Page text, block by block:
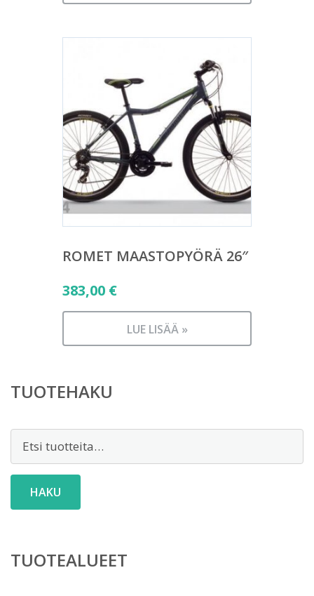
ROMET MAASTOPYÖRÄ 26″
383,00 €
LUE LISÄÄ »
TUOTEHAKU
Etsi:
HAKU
TUOTEALUEET